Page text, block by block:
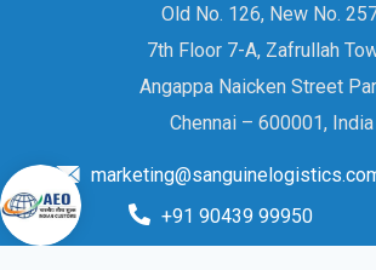
Old No. 126, New No.
7th Floor 7-A, Zafrullah
Angappa Naicken Street
Chennai – 600001, India
+91 90439 99950